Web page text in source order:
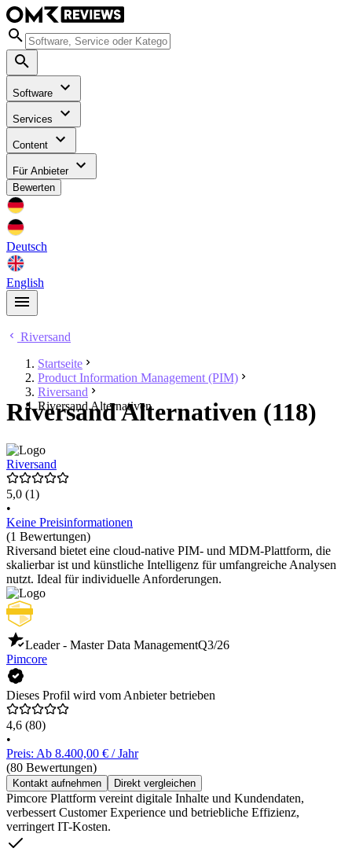
Software
Services
Content
Für Anbieter
Bewerten
Deutsch
English
Riversand
Startseite
Product Information Management (PIM)
Riversand
Riversand Alternativen
Riversand Alternativen (118)
Riversand
5,0 (1)
•
Keine Preisinformationen
(1 Bewertungen)
Riversand bietet eine cloud-native PIM- und MDM-Plattform, die
skalierbar ist und künstliche Intelligenz für umfangreiche Analysen
nutzt. Ideal für individuelle Anforderungen.
Leader - Master Data ManagementQ3/26
Pimcore
Dieses Profil wird vom Anbieter betrieben
4,6 (80)
•
Preis: Ab 8.400,00 € / Jahr
(80 Bewertungen)
Kontakt aufnehmen Direkt vergleichen
Pimcore Plattform vereint digitale Inhalte und Kundendaten,
verbessert Customer Experience und betriebliche Effizienz,
verringert IT-Kosten.